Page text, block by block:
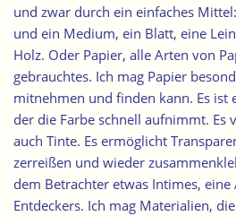
und zwar durch ein einfaches
und ein Medium, ein Blatt, eine
Holz. Oder Papier, alle Arten von
gebrauchtes. Ich mag Papier
mitnehmen und finden kann. Es ist
der die Farbe schnell aufnimmt. Es
auch Tinte. Es ermöglicht
zerreißen und wieder
dem Betrachter etwas Intimes,
Entdeckers. Ich mag Materialien,